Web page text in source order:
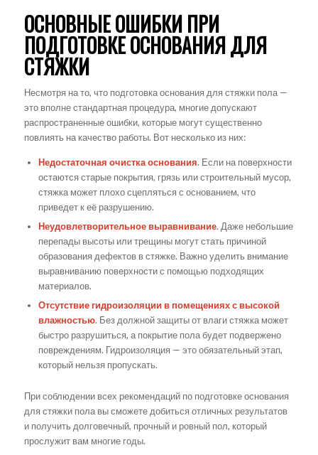
ОСНОВНЫЕ ОШИБКИ ПРИ
ПОДГОТОВКЕ ОСНОВАНИЯ ДЛЯ
СТЯЖКИ
Несмотря на то, что подготовка основания для стяжки пола —
это вполне стандартная процедура, многие допускают
распространенные ошибки, которые могут существенно
повлиять на качество работы. Вот несколько из них:
Недостаточная очистка основания. Если на поверхности
остаются старые покрытия, грязь или строительный мусор,
стяжка может плохо сцепляться с основанием, что
приведет к её разрушению.
Неудовлетворительное выравнивание. Даже небольшие
перепады высоты или трещины могут стать причиной
образования дефектов в стяжке. Важно уделить внимание
выравниванию поверхности с помощью подходящих
материалов.
Отсутствие гидроизоляции в помещениях с высокой
влажностью. Без должной защиты от влаги стяжка может
быстро разрушиться, а покрытие пола будет подвержено
повреждениям. Гидроизоляция — это обязательный этап,
который нельзя пропускать.
При соблюдении всех рекомендаций по подготовке основания
для стяжки пола вы сможете добиться отличных результатов
и получить долговечный, прочный и ровный пол, который
прослужит вам многие годы.